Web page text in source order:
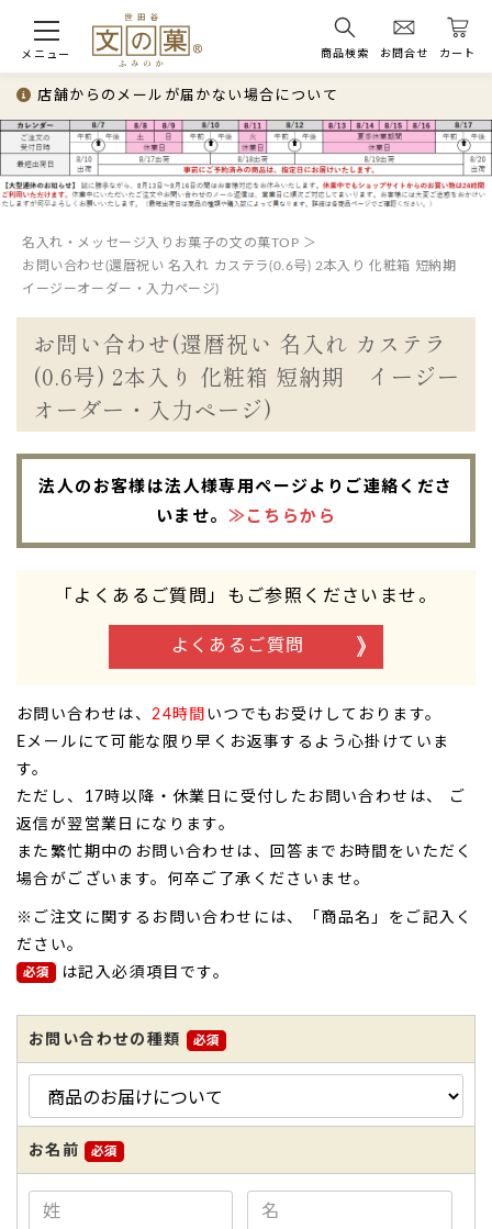
メニュー 商品検索 お問合せ カート
店舗からのメールが届かない場合について
名入れ・メッセージ入りお菓子の文の菓TOP
お問い合わせ(還暦祝い 名入れ カステラ(0.6号) 2本入り 化粧箱 短納期
イージーオーダー・入力ページ)
お問い合わせ(還暦祝い 名入れ カステラ
(0.6号) 2本入り 化粧箱 短納期 イージー
オーダー・入力ページ)
法人のお客様は法人様専用ページよりご連絡くださ
いませ。 ≫こちらから
「よくあるご質問」もご参照くださいませ。
よくあるご質問
お問い合わせは、24時間 いつでもお受けしております。
Eメールにて可能な限り早くお返事するよう心掛けていま
す。
ただし、17時以降・休業日に受付したお問い合わせは、 ご
返信が翌営業日になります。
また繁忙期中のお問い合わせは、回答までお時間をいただく
場合がございます。何卒ご了承くださいませ。
※ご注文に関するお問い合わせには、「商品名」をご記入く
ださい。
は記入必須項目です。
お問い合わせの種類
お名前